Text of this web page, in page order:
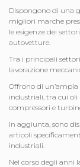
Dispongono di una
migliori marche
le esigenze dei
autovetture.
Tra i principali
lavorazione
Offrono di
industriali, tra cui oli
compressori e
In aggiunta, sono
articoli
industriali.
Nel corso degli